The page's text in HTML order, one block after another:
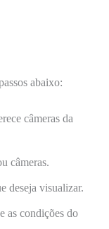
abaixo:
câmeras da
câmeras.
deseja visualizar.
as condições do